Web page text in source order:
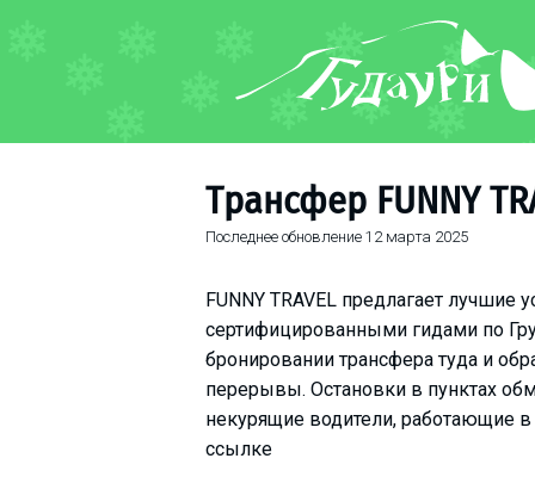
Трансфер FUNNY
Последнее обновление 12 марта 2025
FUNNY TRAVEL предлагает
сертифицированными гидами по
бронировании трансфера туда и
перерывы. Остановки в пунктах
некурящие водители, работающие
ссылке
Инструкторы
Дети в Гудаури
Развлечения
Календарь событий